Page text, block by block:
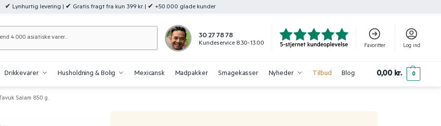
✔ Lynhurtig levering | ✔ Gratis fragt fra kun 399 kr. | ✔ +50.000 glade kunder
30 27 78 78
Kundeservice 8.30-13.00 Favoritter Log ind
Drikkevarer Husholdning & Bolig Mexicansk Madpakker Smagekasser Nyheder Tilbud Blog 0,00 kr. 0
Salam 850 g.